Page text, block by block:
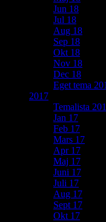
Jun 18
Jul 18
Aug 18
Sep 18
Okt 18
Nov 18
Dec 18
Eget tema
2017
Temalista
Jan 17
Feb 17
Mars 17
Apr 17
Maj 17
Juni 17
Juli 17
Aug 17
Sept 17
Okt 17